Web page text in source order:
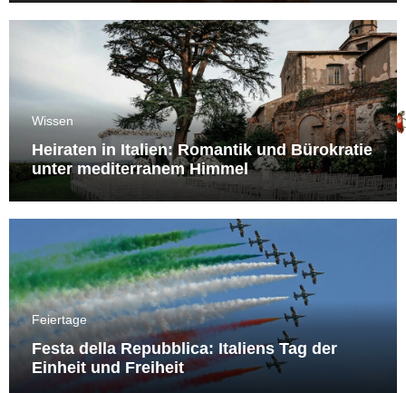
Wissen
Heiraten in Italien: Romantik und Bürokratie
unter mediterranem Himmel
Feiertage
Festa della Repubblica: Italiens Tag der
Einheit und Freiheit